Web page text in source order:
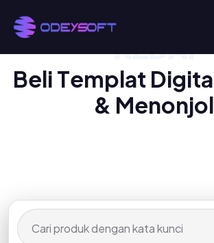
KEDAI
Beli Templat Digita
& Menonjol